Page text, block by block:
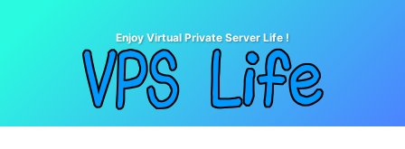
Enjoy Virtual Private Server Life !